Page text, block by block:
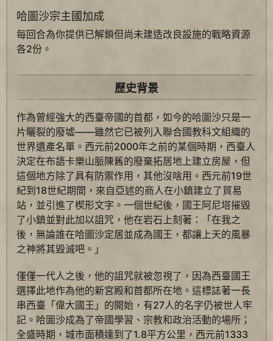
哈圖沙宗主國加成
每回合為你提供已解鎖但尚未建造改良設施的戰略資源
各2份。
歷史背景
作為曾經強大的西臺帝國的首都，如今的哈圖沙只是一
片曬裂的廢墟——雖然它已被列入聯合國教科文組織的
世界遺產名單。西元前2000年之前的某個時期，西臺人
決定在布語卡樂山脈陳舊的廢棄拓居地上建立房屋，但
這個地方除了具有防禦作用，其他沒啥用。西元前19世
紀到18世紀期間，來自亞述的商人在小鎮建立了貿易
站，並引進了楔形文字。一個世紀後，國王阿尼塔摧毀
了小鎮並對此加以詛咒，他在岩石上刻著：「在我之
後，無論誰在哈圖沙定居並成為國王，都讓上天的風暴
之神將其毀滅吧。」
僅僅一代人之後，他的詛咒就被忽視了，因為西臺國王
選擇此地作為他的新宮殿和首都所在地。這標誌著一長
串西臺「偉大國王」的開始，有27人的名字仍被世人牢
記。哈圖沙成為了帝國學習、宗教和政治活動的場所；
全盛時期，城市面積達到了1.8平方公里，西元前1333